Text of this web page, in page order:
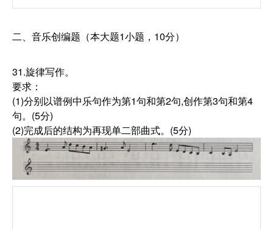
二、音乐创编题（本大题1小题，10分）
31.旋律写作。
要求：
(1)分别以谱例中乐句作为第1句和第2句,创作第3句和第4
句。(5分)
(2)完成后的结构为再现单二部曲式。(5分)